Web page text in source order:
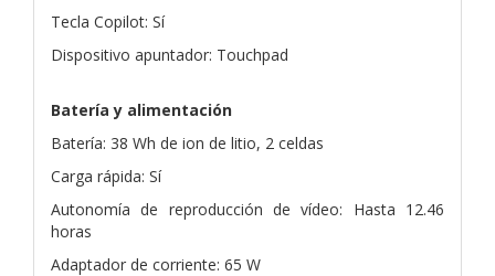
Tecla Copilot: Sí
Dispositivo apuntador: Touchpad
Batería y alimentación
Batería: 38 Wh de ion de litio, 2 celdas
Carga rápida: Sí
Autonomía de reproducción de vídeo: Hasta 12.46
horas
Adaptador de corriente: 65 W